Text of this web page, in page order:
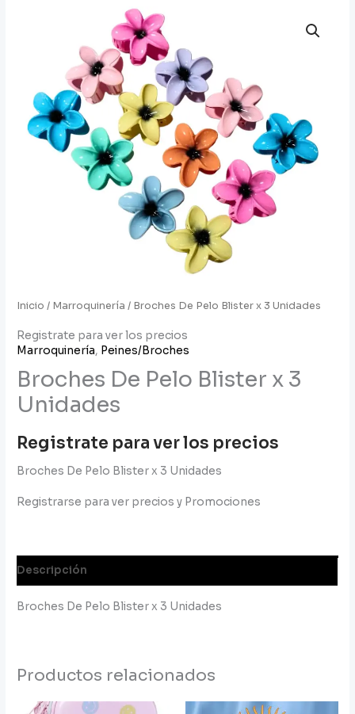
Inicio / Marroquinería / Broches De Pelo Blister x 3 Unidades
Registrate para ver los precios
Marroquinería, Peines/Broches
Broches De Pelo Blister x 3
Unidades
Registrate para ver los precios
Broches De Pelo Blister x 3 Unidades
Registrarse para ver precios y Promociones
Descripción
Broches De Pelo Blister x 3 Unidades
Productos relacionados